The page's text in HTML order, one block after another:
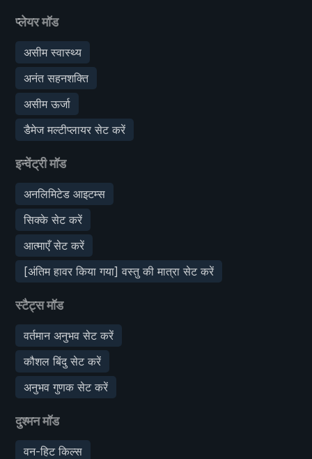
प्लेयर मॉड
असीम स्वास्थ्य
अनंत सहनशक्ति
असीम ऊर्जा
डैमेज मल्टीप्लायर सेट करें
इन्वेंट्री मॉड
अनलिमिटेड आइटम्स
सिक्के सेट करें
आत्माएँ सेट करें
[अंतिम हावर किया गया] वस्तु की मात्रा सेट करें
स्टैट्स मॉड
वर्तमान अनुभव सेट करें
कौशल बिंदु सेट करें
अनुभव गुणक सेट करें
दुश्मन मॉड
वन-हिट किल्स